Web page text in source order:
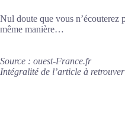
Nul doute que vous n’écouterez
même manière…
Source : ouest-France.fr
Intégralité de l’article à